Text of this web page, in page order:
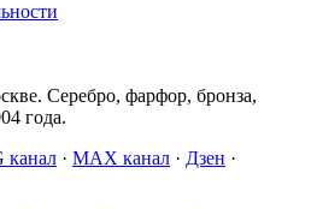
Серебро, фарфор, бронза,
года.
канал · MAX канал · Дзен ·